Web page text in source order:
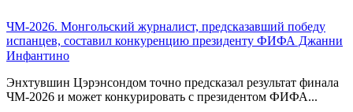
ЧМ-2026. Монгольский журналист, предсказавший победу
испанцев, составил конкуренцию президенту ФИФА Джанни
Инфантино
Энхтувшин Цэрэнсондом точно предсказал результат финала
ЧМ-2026 и может конкурировать с президентом ФИФА...